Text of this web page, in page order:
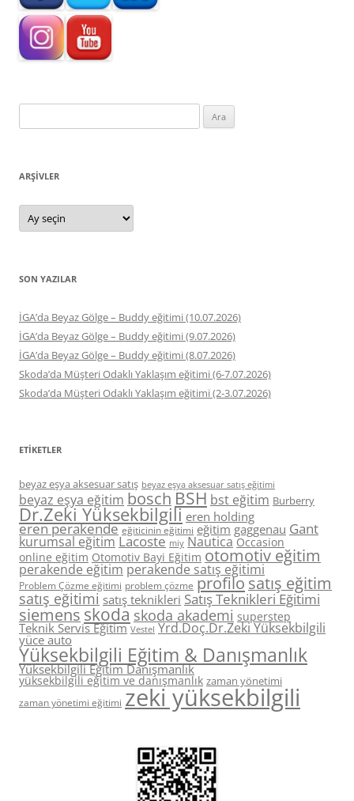
ARŞIVLER
Arşivler
SON YAZILAR
İGA’da Beyaz Gölge – Buddy eğitimi (10.07.2026)
İGA’da Beyaz Gölge – Buddy eğitimi (9.07.2026)
İGA’da Beyaz Gölge – Buddy eğitimi (8.07.2026)
Skoda’da Müşteri Odaklı Yaklaşım eğitimi (6-7.07.2026)
Skoda’da Müşteri Odaklı Yaklaşım eğitimi (2-3.07.2026)
ETIKETLER
beyaz eşya aksesuar satış beyaz eşya aksesuar satış eğitimi
beyaz eşya eğitim boschBSH bst eğitim Burberry
Dr.Zeki Yüksekbilgili eren holding
eren perakende eğiticinin eğitimi eğitim gaggenau Gant
kurumsal eğitim Lacoste miy Nautica Occasion
online eğitim Otomotiv Bayi Eğitim otomotiv eğitim
perakende eğitim perakende satış eğitimi
Problem Çözme eğitimi problem çözme profilo satış eğitim
satış eğitimi satış teknikleri Satış Teknikleri Eğitimi
siemens skoda skoda akademi superstep
Teknik Servis Eğitim Vestel Yrd.Doç.Dr.Zeki Yüksekbilgili
yüce auto
Yüksekbilgili Eğitim & Danışmanlık
Yüksekbilgili Eğitim Danışmanlık
yüksekbilgili eğitim ve danışmanlık zaman yönetimi
zaman yönetimi eğitimi zeki yüksekbilgili